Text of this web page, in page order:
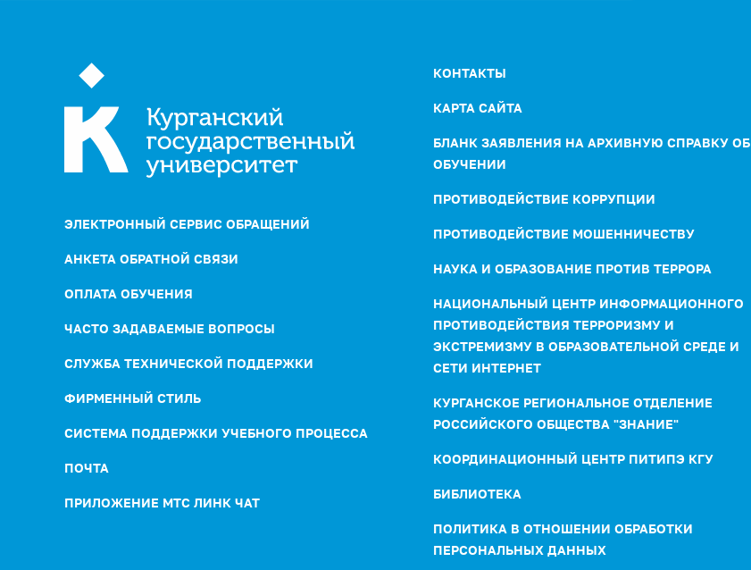
ЭЛЕКТРОННЫЙ СЕРВИС ОБРАЩЕНИЙ
АНКЕТА ОБРАТНОЙ СВЯЗИ
ОПЛАТА ОБУЧЕНИЯ
ЧАСТО ЗАДАВАЕМЫЕ ВОПРОСЫ
СЛУЖБА ТЕХНИЧЕСКОЙ ПОДДЕРЖКИ
ФИРМЕННЫЙ СТИЛЬ
СИСТЕМА ПОДДЕРЖКИ УЧЕБНОГО ПРОЦЕССА
ПОЧТА
ПРИЛОЖЕНИЕ МТС ЛИНК ЧАТ
КОНТАКТЫ
КАРТА САЙТА
БЛАНК ЗАЯВЛЕНИЯ НА АРХИВНУЮ СПРАВКУ ОБ
ОБУЧЕНИИ
ПРОТИВОДЕЙСТВИЕ КОРРУПЦИИ
ПРОТИВОДЕЙСТВИЕ МОШЕННИЧЕСТВУ
НАУКА И ОБРАЗОВАНИЕ ПРОТИВ ТЕРРОРА
НАЦИОНАЛЬНЫЙ ЦЕНТР ИНФОРМАЦИОННОГО
ПРОТИВОДЕЙСТВИЯ ТЕРРОРИЗМУ И
ЭКСТРЕМИЗМУ В ОБРАЗОВАТЕЛЬНОЙ СРЕДЕ И
СЕТИ ИНТЕРНЕТ
КУРГАНСКОЕ РЕГИОНАЛЬНОЕ ОТДЕЛЕНИЕ
РОССИЙСКОГО ОБЩЕСТВА "ЗНАНИЕ"
КООРДИНАЦИОННЫЙ ЦЕНТР ПИТИПЭ КГУ
БИБЛИОТЕКА
ПОЛИТИКА В ОТНОШЕНИИ ОБРАБОТКИ
ПЕРСОНАЛЬНЫХ ДАННЫХ